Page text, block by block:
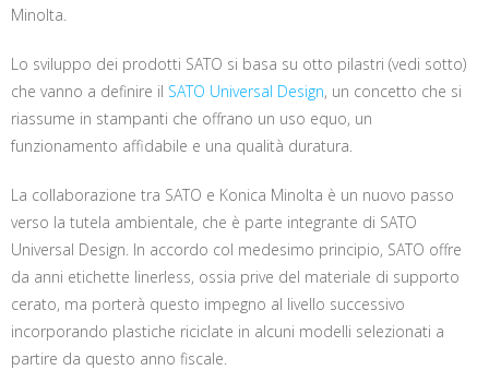
Minolta.
Lo sviluppo dei prodotti SATO si basa su otto pilastri (vedi sotto)
che vanno a definire il SATO Universal Design, un concetto che si
riassume in stampanti che offrano un uso equo, un
funzionamento affidabile e una qualità duratura.
La collaborazione tra SATO e Konica Minolta è un nuovo passo
verso la tutela ambientale, che è parte integrante di SATO
Universal Design. In accordo col medesimo principio, SATO offre
da anni etichette linerless, ossia prive del materiale di supporto
cerato, ma porterà questo impegno al livello successivo
incorporando plastiche riciclate in alcuni modelli selezionati a
partire da questo anno fiscale.